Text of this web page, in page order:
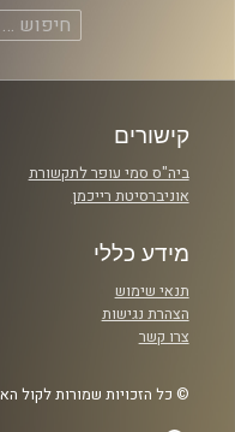
קישורים
ביה"ס סמי עופר לתקשורת
אוניברסיטת רייכמן
מידע כללי
תנאי שימוש
הצהרת נגישות
צרו קשר
© כל הזכויות שמורות לקול